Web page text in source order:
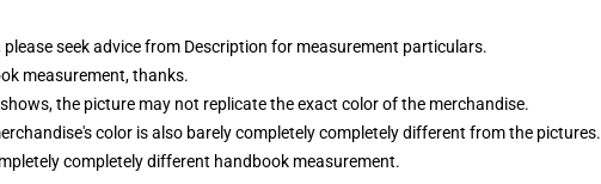
seek advice from Description for measurement particulars.
measurement, thanks.
the picture may not replicate the exact color of the merchandise.
color is also barely completely completely different from the pictures.
completely different handbook measurement.